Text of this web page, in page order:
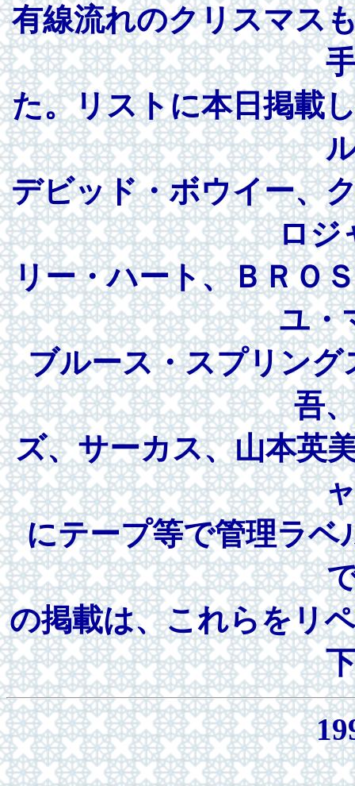
有線流れのクリスマス
た。リストに本日掲載
デビッド・ボウイー、
ロジ
リー・ハート、ＢＲＯ
ユ・
ブルース・スプリン
吾
ズ、サーカス、山本英
にテープ等で管理ラベ
の掲載は、これらをリ